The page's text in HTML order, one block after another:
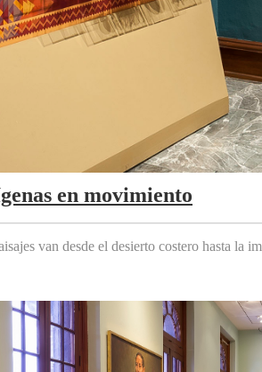
en movimiento
van desde el desierto costero hasta la